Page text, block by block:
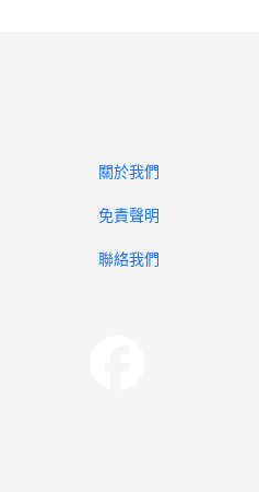
關於我們
免責聲明
聯絡我們